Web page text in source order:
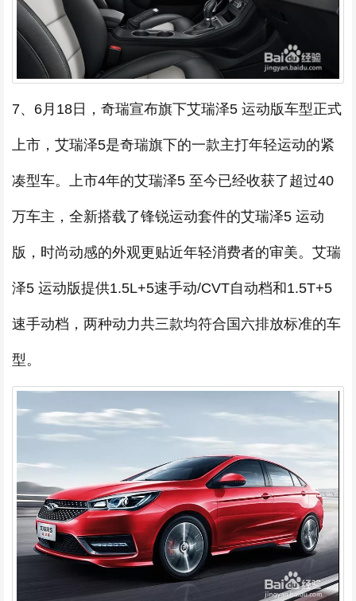
7、6月18日，奇瑞宣布旗下艾瑞泽5 运动版车型正式
上市，艾瑞泽5是奇瑞旗下的一款主打年轻运动的紧
凑型车。上市4年的艾瑞泽5 至今已经收获了超过40
万车主，全新搭载了锋锐运动套件的艾瑞泽5 运动
版，时尚动感的外观更贴近年轻消费者的审美。艾瑞
泽5 运动版提供1.5L+5速手动/CVT自动档和1.5T+5
速手动档，两种动力共三款均符合国六排放标准的车
型。